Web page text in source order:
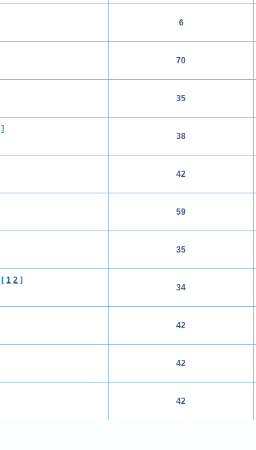
6
70
35
]
38
42
59
35
[ 1 2 ]
34
42
42
42